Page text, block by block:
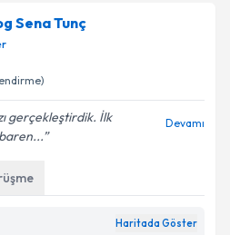
Sena Tunç
gerçekleştirdik. İlk
Devamı
Haritada Göster